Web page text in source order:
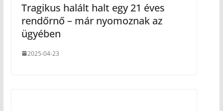
Tragikus halált halt egy 21 éves
rendőrnő – már nyomoznak az
ügyében
2025-04-23